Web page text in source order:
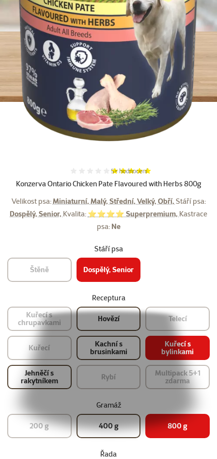
Konzerva Ontario Chicken Pate Flavoured with Herbs 800g
Hodnocení 96%, počet hodnocení:
5× hodnocení
Velikost psa:Miniaturní, Malý, Střední, Velký, Obří, Stáří psa:
Dospělý, Senior, Kvalita: ⭐⭐⭐⭐ Superpremium, Kastrace
psa: Ne
Stáří psa
Štěně Dospělý, Senior
Receptura
Kuřecí s
chrupavkami
Hovězí Telecí
Kuřecí
Kachní s
brusinkami
Kuřecí s
bylinkami
Jehněčí s
rakytníkem
Rybí
Multipack 5+1
zdarma
Gramáž
200 g 400 g 800 g
Řada